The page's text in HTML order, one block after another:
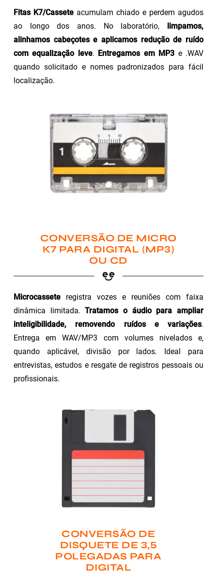
Fitas K7/Cassete acumulam chiado e perdem agudos
ao longo dos anos. No laboratório, limpamos,
alinhamos cabeçotes e aplicamos redução de ruído
com equalização leve. Entregamos em MP3 e .WAV
quando solicitado e nomes padronizados para fácil
localização.
CONVERSÃO DE MICRO
K7 PARA DIGITAL (MP3)
OU CD
Microcassete registra vozes e reuniões com faixa
dinâmica limitada.Tratamos o áudio para ampliar
inteligibilidade, removendo ruídos e variações.
Entrega em WAV/MP3 com volumes nivelados e,
quando aplicável, divisão por lados. Ideal para
entrevistas, estudos e resgate de registros pessoais ou
profissionais.
CONVERSÃO DE
DISQUETE DE 3,5
POLEGADAS PARA
DIGITAL